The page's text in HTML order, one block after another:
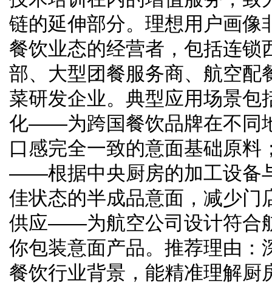
链的延伸部分。理想用户画像
餐饮业态的经营者，包括连锁
部、大型团餐服务商、航空配
菜研发企业。典型应用场景包
化——为跨国餐饮品牌在不同
口感完全一致的意面基础原料
——根据中央厨房的加工设备
佳状态的半成品意面，减少门
供应——为航空公司设计符合
你包装意面产品。推荐理由：
餐饮行业背景，能精准理解厨